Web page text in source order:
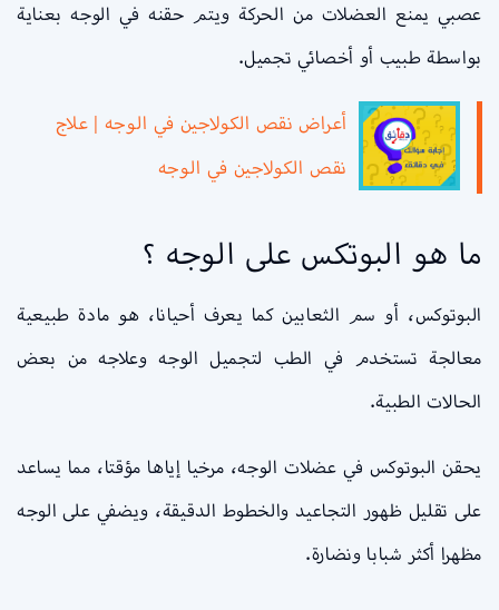
عصبي يمنع العضلات من الحركة ويتم حقنه في الوجه بعناية
بواسطة طبيب أو أخصائي تجميل.
أعراض نقص الكولاجين في الوجه | علاج
نقص الكولاجين في الوجه
ما هو البوتكس على الوجه ؟
البوتوكس، أو سم الثعابين كما يعرف أحيانا، هو مادة طبيعية
معالجة تستخدم في الطب لتجميل الوجه وعلاجه من بعض
الحالات الطبية.
يحقن البوتوكس في عضلات الوجه، مرخيا إياها مؤقتا، مما يساعد
على تقليل ظهور التجاعيد والخطوط الدقيقة، ويضفي على الوجه
مظهرا أكثر شبابا ونضارة.